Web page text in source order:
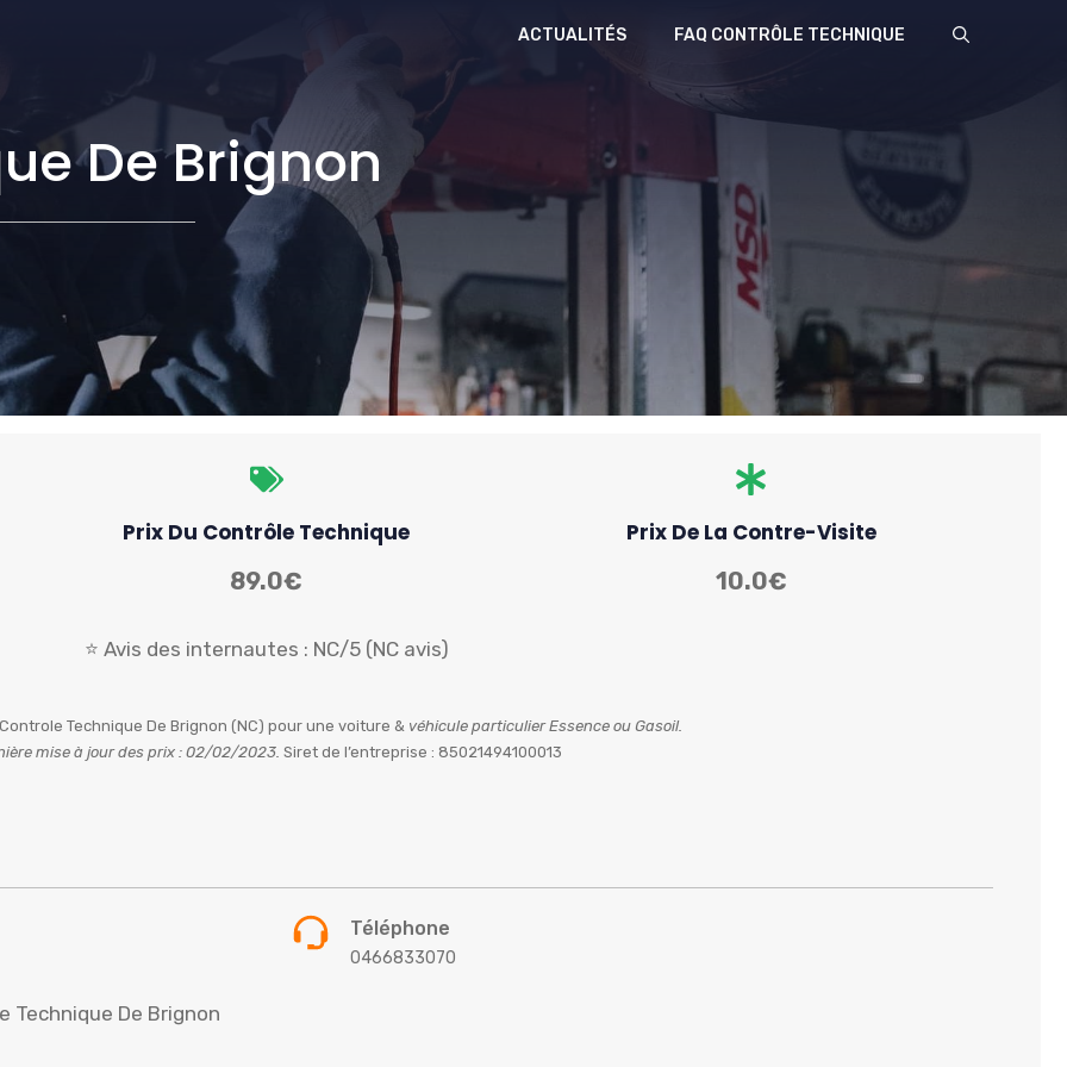
ACTUALITÉS FAQ CONTRÔLE TECHNIQUE
De Brignon
Prix Du Contrôle Technique
89.0€
Prix De La Contre-Visite
10.0€
⭐ Avis des internautes : NC/5 (NC avis)
Technique De Brignon (NC) pour une voiture & véhicule particulier Essence ou Gasoil.
mise à jour des prix : 02/02/2023. Siret de l’entreprise : 85021494100013
Téléphone
0466833070